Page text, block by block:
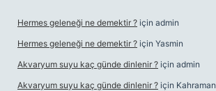
Hermes geleneği ne demektir ? için admin
Hermes geleneği ne demektir ? için Yasmin
Akvaryum suyu kaç günde dinlenir ? için admin
Akvaryum suyu kaç günde dinlenir ? için Kahraman